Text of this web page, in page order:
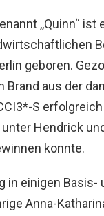
,,Quinn“
geboren.
aus der
S
Hendrick
konnte.
in einigen
Anna-